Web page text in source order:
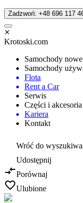
Zadzwoń: +48 696 117
Krotoski.com
Samochody nowe
Samochody
Flota
Rent a Car
Serwis
Części i akcesoria
Kariera
Kontakt
Wróć do
Udostępnij
Porównaj
Ulubione